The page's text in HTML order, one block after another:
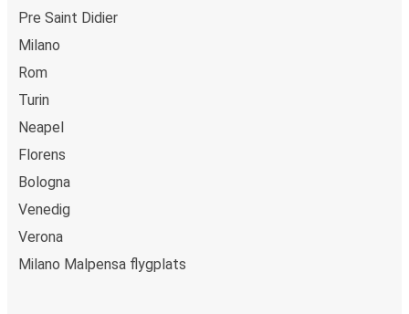
Pre Saint Didier
Milano
Rom
Turin
Neapel
Florens
Bologna
Venedig
Verona
Milano Malpensa flygplats